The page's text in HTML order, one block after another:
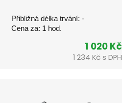
Přibližná délka trvání: -
Cena za: 1 hod.
1 020 Kč
1 234 Kč s DPH